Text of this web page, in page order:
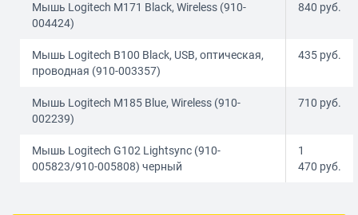
Мышь Logitech M171 Black, Wireless (910-
004424)
840 руб.
Мышь Logitech B100 Black, USB, оптическая,
проводная (910-003357)
435 руб.
Мышь Logitech M185 Blue, Wireless (910-
002239)
710 руб.
Мышь Logitech G102 Lightsync (910-
005823/910-005808) черный
1
470 руб.